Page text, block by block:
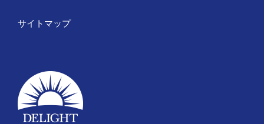
サイトマップ